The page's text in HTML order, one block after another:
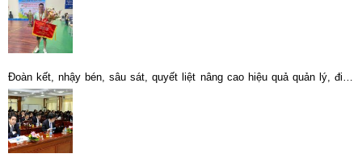
Đoàn kết, nhậy bén, sâu sát, quyết liệt nâng cao hiệu quả quản lý, điều
hành hoạt động sản xuất, kinh doanh toàn Tổng công ty .